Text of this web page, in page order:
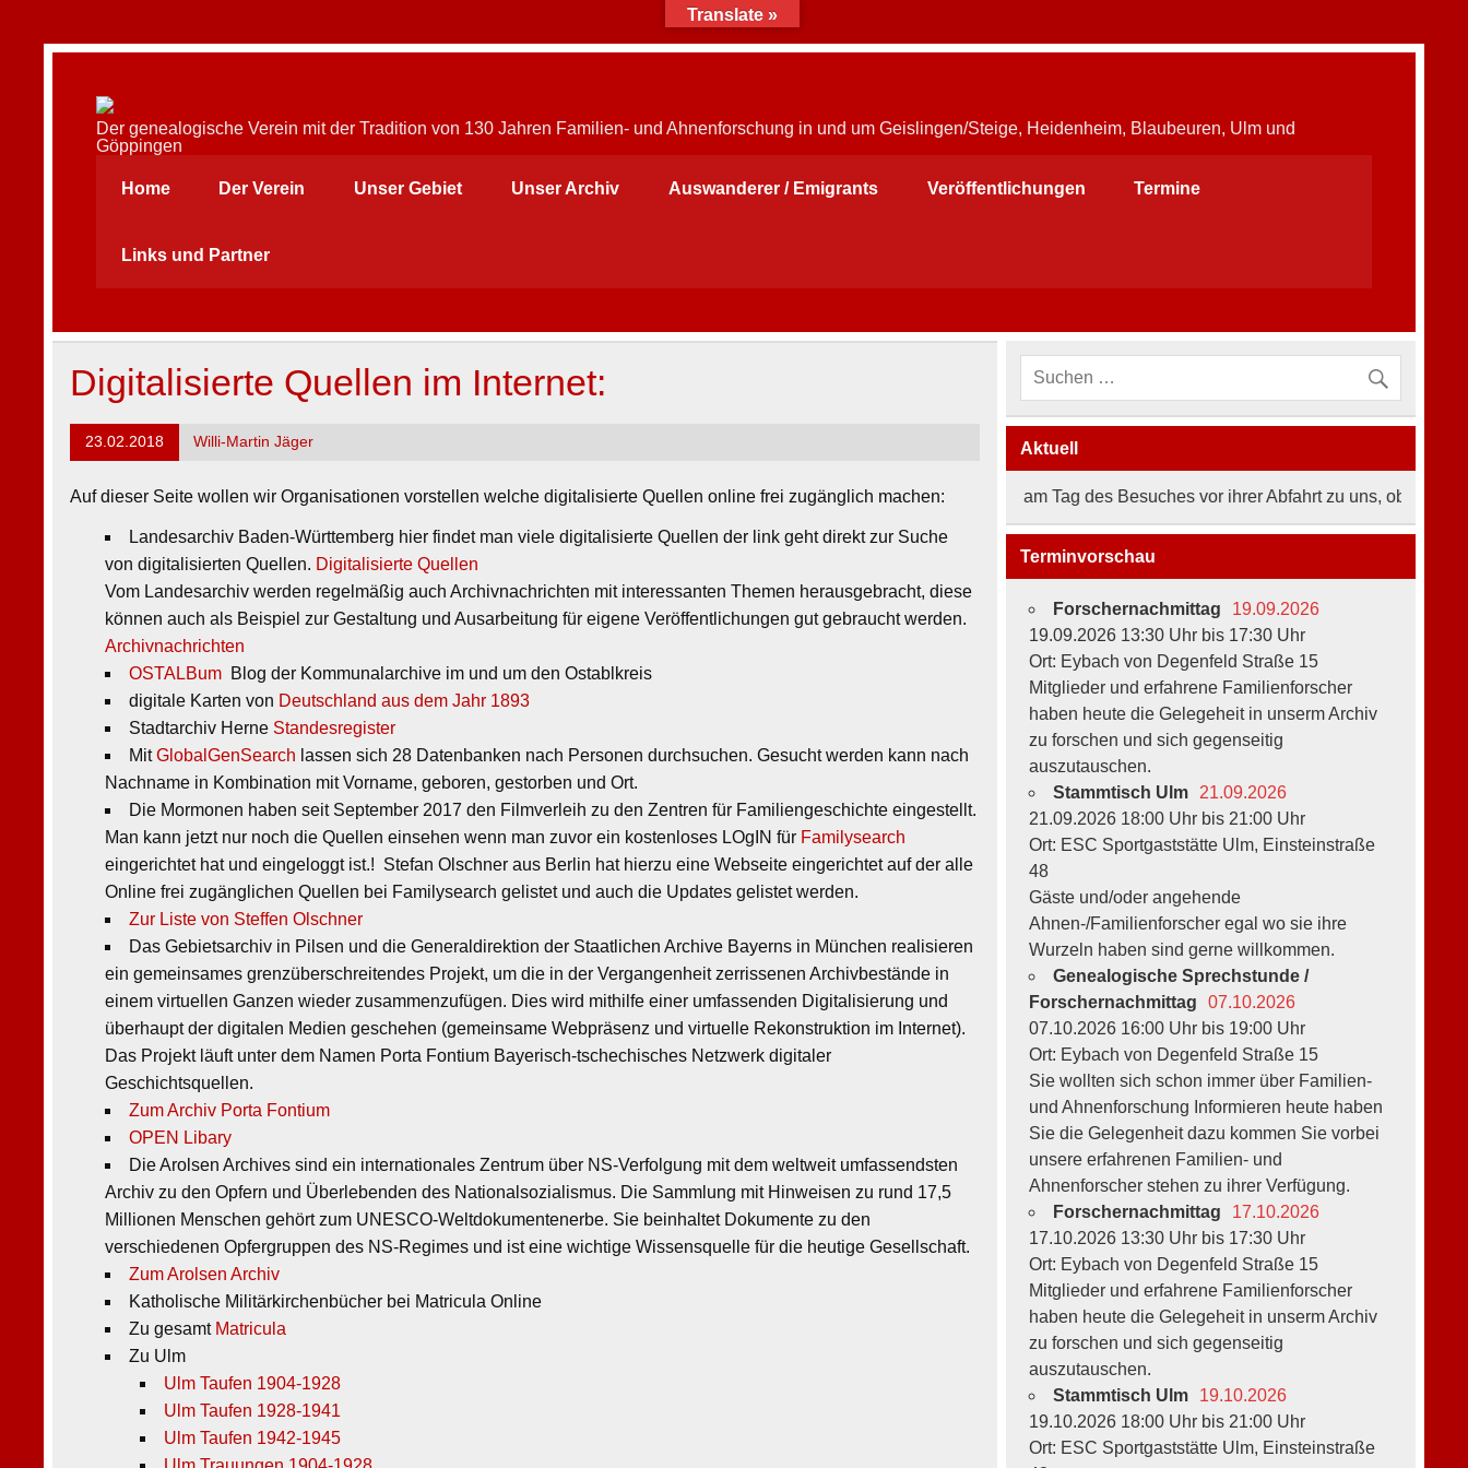
content
AFAG e.V.
Der genealogische Verein mit der Tradition von 130 Jahren Familien- und Ahnenforschung in und um Geislingen/Steige, Heidenheim, Blaubeuren, Ulm und
Göppingen
Home Der Verein Unser Gebiet Unser Archiv Auswanderer / Emigrants Veröffentlichungen Termine
Links und Partner
Digitalisierte Quellen im Internet:
23.02.2018 Willi-Martin Jäger
Auf dieser Seite wollen wir Organisationen vorstellen welche digitalisierte Quellen online frei zugänglich machen:
Landesarchiv Baden-Württemberg hier findet man viele digitalisierte Quellen der link geht direkt zur Suche
von digitalisierten Quellen. Digitalisierte Quellen
Vom Landesarchiv werden regelmäßig auch Archivnachrichten mit interessanten Themen herausgebracht, diese
können auch als Beispiel zur Gestaltung und Ausarbeitung für eigene Veröffentlichungen gut gebraucht werden.
Archivnachrichten
OSTALBum Blog der Kommunalarchive im und um den Ostablkreis
digitale Karten von Deutschland aus dem Jahr 1893
Stadtarchiv Herne Standesregister
MitGlobalGenSearch lassen sich 28 Datenbanken nach Personen durchsuchen. Gesucht werden kann nach
Nachname in Kombination mit Vorname, geboren, gestorben und Ort.
Die Mormonen haben seit September 2017 den Filmverleih zu den Zentren für Familiengeschichte eingestellt.
Man kann jetzt nur noch die Quellen einsehen wenn man zuvor ein kostenloses LOgIN für Familysearch
eingerichtet hat und eingeloggt ist.! Stefan Olschner aus Berlin hat hierzu eine Webseite eingerichtet auf der alle
Online frei zugänglichen Quellen bei Familysearch gelistet und auch die Updates gelistet werden.
Zur Liste von Steffen Olschner
Das Gebietsarchiv in Pilsen und die Generaldirektion der Staatlichen Archive Bayerns in München realisieren
ein gemeinsames grenzüberschreitendes Projekt, um die in der Vergangenheit zerrissenen Archivbestände in
einem virtuellen Ganzen wieder zusammenzufügen. Dies wird mithilfe einer umfassenden Digitalisierung und
überhaupt der digitalen Medien geschehen (gemeinsame Webpräsenz und virtuelle Rekonstruktion im Internet).
Das Projekt läuft unter dem Namen Porta Fontium Bayerisch-tschechisches Netzwerk digitaler
Geschichtsquellen.
Zum Archiv Porta Fontium
OPEN Libary
Die Arolsen Archives sind ein internationales Zentrum über NS-Verfolgung mit dem weltweit umfassendsten
Archiv zu den Opfern und Überlebenden des Nationalsozialismus. Die Sammlung mit Hinweisen zu rund 17,5
Millionen Menschen gehört zum UNESCO-Weltdokumentenerbe. Sie beinhaltet Dokumente zu den
verschiedenen Opfergruppen des NS-Regimes und ist eine wichtige Wissensquelle für die heutige Gesellschaft.
Zum Arolsen Archiv
Katholische Militärkirchenbücher bei Matricula Online
Zu gesamt Matricula
Zu Ulm
Ulm Taufen 1904-1928
Ulm Taufen 1928-1941
Ulm Taufen 1942-1945
Aktuell
Bitte überprüfen Sie am Tag des Besuches vor ihrer Abfahrt zu uns, ob sich an den
Terminvorschau
Forschernachmittag
19.09.2026
19.09.2026 13:30 Uhr bis 17:30 Uhr
Ort: Eybach von Degenfeld Straße 15
Mitglieder und erfahrene Familienforscher
haben heute die Gelegeheit in unserm Archiv
zu forschen und sich gegenseitig
auszutauschen.
Stammtisch Ulm
21.09.2026
21.09.2026 18:00 Uhr bis 21:00 Uhr
Ort: ESC Sportgaststätte Ulm, Einsteinstraße
48
Gäste und/oder angehende
Ahnen-/Familienforscher egal wo sie ihre
Wurzeln haben sind gerne willkommen.
Genealogische Sprechstunde /
Forschernachmittag
07.10.2026
07.10.2026 16:00 Uhr bis 19:00 Uhr
Ort: Eybach von Degenfeld Straße 15
Sie wollten sich schon immer über Familien-
und Ahnenforschung Informieren heute haben
Sie die Gelegenheit dazu kommen Sie vorbei
unsere erfahrenen Familien- und
Ahnenforscher stehen zu ihrer Verfügung.
Forschernachmittag
17.10.2026
17.10.2026 13:30 Uhr bis 17:30 Uhr
Ort: Eybach von Degenfeld Straße 15
Mitglieder und erfahrene Familienforscher
haben heute die Gelegeheit in unserm Archiv
zu forschen und sich gegenseitig
auszutauschen.
Stammtisch Ulm
19.10.2026
19.10.2026 18:00 Uhr bis 21:00 Uhr
Ort: ESC Sportgaststätte Ulm, Einsteinstraße
Translate »